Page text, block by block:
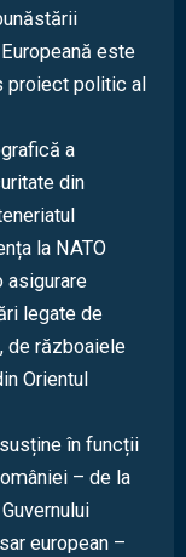
este
proiect politic al
a
din
la NATO
asigurare
legate de
de războaiele
Orientul
în funcții
– de la
european –